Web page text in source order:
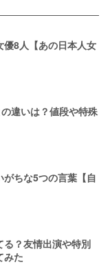
優8人【あの日本人女
違いは？値段や特殊
ちな5つの言葉【自
る？友情出演や特別
みた